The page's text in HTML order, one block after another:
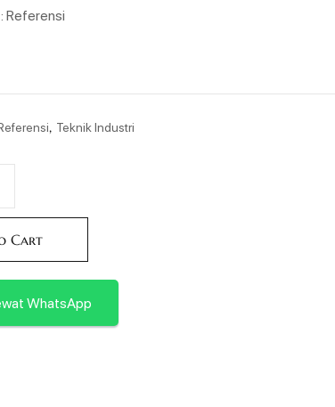
Referensi
, Teknik Industri
Cart
WhatsApp